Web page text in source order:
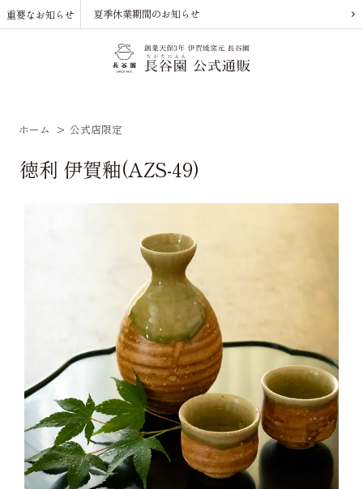
重要なお知らせ 夏季休業期間のお知らせ
ホーム > 公式店限定
徳利 伊賀釉(AZS-49)